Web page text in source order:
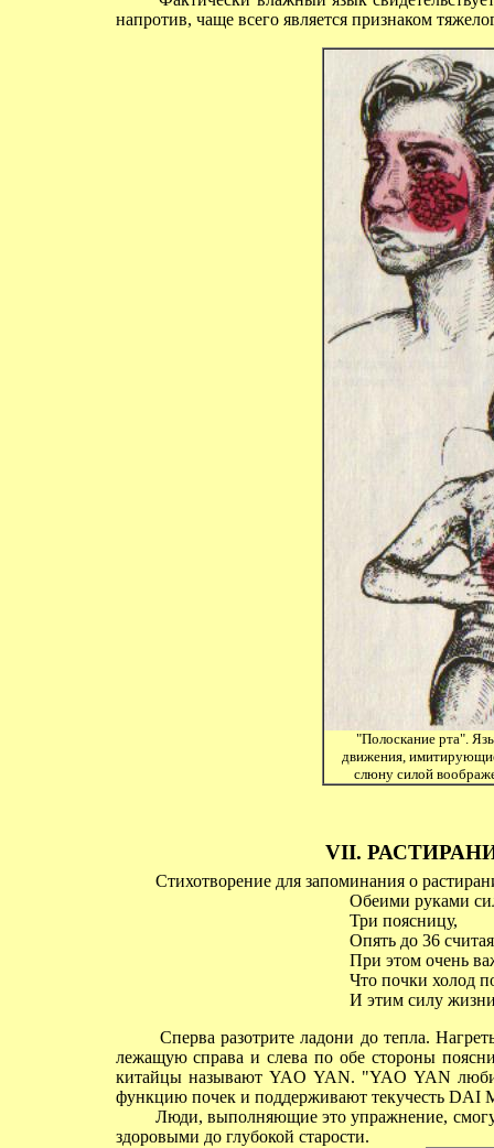
напротив, чаще всего является признаком
"Полоскание рта".
движения,
слюну силой
VII.
Стихотворение для запоминания о
Обеими руками
Три поясницу,
Опять до 36
При этом очень
Что почки холод
И этим силу
Сперва разотрите ладони до тепла.
лежащую справа и слева по обе стороны
китайцы называют YAO YAN. "YAO YAN
функцию почек и поддерживают текучесть DAI
Люди, выполняющие это упражнение,
здоровыми до глубокой старости.